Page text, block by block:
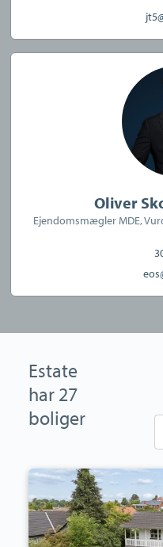
Oliver
Ejendomsmægler MDE,
Estate
har 27
boliger
Villa:
Søgårdsvej
13,
Næsby,
5270